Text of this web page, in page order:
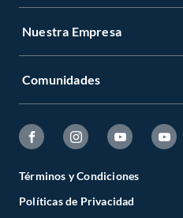
Nuestra Empresa
Comunidades
Términos y Condiciones
Políticas de Privacidad